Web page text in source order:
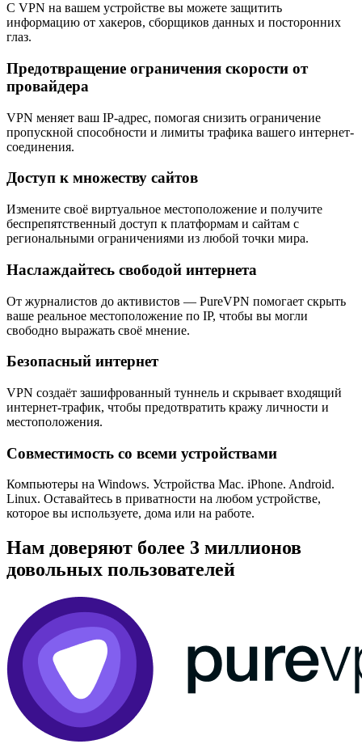
С VPN на вашем устройстве вы можете защитить
информацию от хакеров, сборщиков данных и посторонних
глаз.
Предотвращение ограничения скорости от
провайдера
VPN меняет ваш IP-адрес, помогая снизить ограничение
пропускной способности и лимиты трафика вашего интернет-
соединения.
Доступ к множеству сайтов
Измените своё виртуальное местоположение и получите
беспрепятственный доступ к платформам и сайтам с
региональными ограничениями из любой точки мира.
Наслаждайтесь свободой интернета
От журналистов до активистов — PureVPN помогает скрыть
ваше реальное местоположение по IP, чтобы вы могли
свободно выражать своё мнение.
Безопасный интернет
VPN создаёт зашифрованный туннель и скрывает входящий
интернет-трафик, чтобы предотвратить кражу личности и
местоположения.
Совместимость со всеми устройствами
Компьютеры на Windows. Устройства Mac. iPhone. Android.
Linux. Оставайтесь в приватности на любом устройстве,
которое вы используете, дома или на работе.
Нам доверяют более 3 миллионов
довольных пользователей